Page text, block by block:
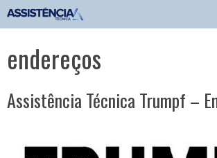
Pular
para
conteúdo
endereços
Assistência Técnica Trumpf –